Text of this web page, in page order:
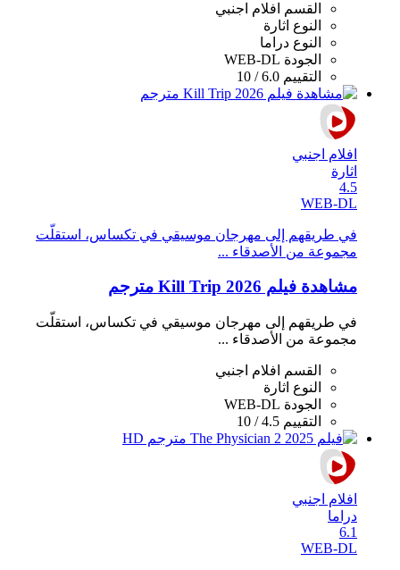
القسم
افلام اجنبي
النوع اثارة
النوع دراما
الجودة WEB-DL
التقييم 6.0 / 10
افلام اجنبي
اثارة
4.5
WEB-DL
في طريقهم إلى مهرجان موسيقي في تكساس، استقلّت
مجموعة من الأصدقاء ...
مشاهدة فيلم Kill Trip 2026 مترجم
في طريقهم إلى مهرجان موسيقي في تكساس، استقلّت
مجموعة من الأصدقاء ...
القسم
افلام اجنبي
النوع اثارة
الجودة WEB-DL
التقييم 4.5 / 10
افلام اجنبي
دراما
6.1
WEB-DL